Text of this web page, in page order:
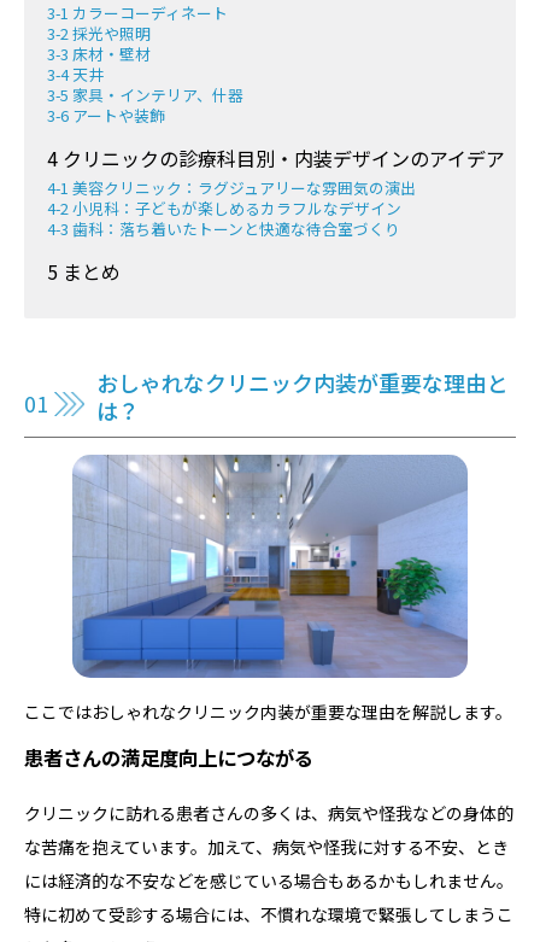
3-1 カラーコーディネート
3-2 採光や照明
3-3 床材・壁材
3-4 天井
3-5 家具・インテリア、什器
3-6 アートや装飾
4 クリニックの診療科目別・内装デザインのアイデア
4-1 美容クリニック：ラグジュアリーな雰囲気の演出
4-2 小児科：子どもが楽しめるカラフルなデザイン
4-3 歯科：落ち着いたトーンと快適な待合室づくり
5 まとめ
おしゃれなクリニック内装が重要な理由と
は？
ここではおしゃれなクリニック内装が重要な理由を解説します。
患者さんの満足度向上につながる
クリニックに訪れる患者さんの多くは、病気や怪我などの身体的
な苦痛を抱えています。加えて、病気や怪我に対する不安、とき
には経済的な不安などを感じている場合もあるかもしれません。
特に初めて受診する場合には、不慣れな環境で緊張してしまうこ